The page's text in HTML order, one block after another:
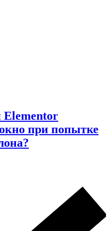
Elementor
при попытке